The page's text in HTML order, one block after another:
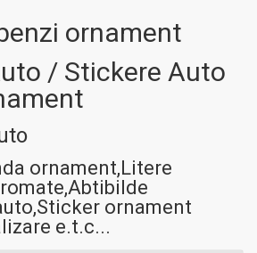
ornament
/ Stickere Auto
ornament,Litere
ornament
e.t.c...